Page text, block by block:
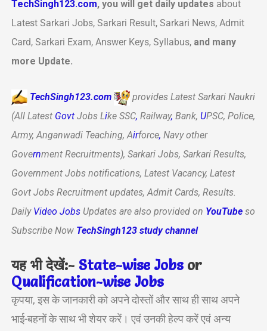
TechSingh123.com, you will get daily updates about
Latest Sarkari Jobs, Sarkari Result, Sarkari News, Admit
Card, Sarkari Exam, Answer Keys, Syllabus,and many
more Update.
TechSingh123.com provides Latest Sarkari Naukri
(All Latest Govt Jobs Like SSC, Railway, Bank, UPSC, Police,
Army, Anganwadi Teaching, Airforce, Navy other
Government Recruitments), Sarkari Jobs, Sarkari Results,
Government Jobs notifications, Latest Vacancy, Latest
Govt Jobs Recruitment updates, Admit Cards, Results.
Daily Video JobsUpdates are also provided on YouTubeso
Subscribe Now TechSingh123 study channel
यह भी देखें:- State-wise Jobs or
Qualification-wise Jobs
कृपया, इस के जानकारी को अपने दोस्तों और साथ ही साथ अपने
भाई-बहनों के साथ भी शेयर करें। एवं उनकी हेल्प करें एवं अन्य